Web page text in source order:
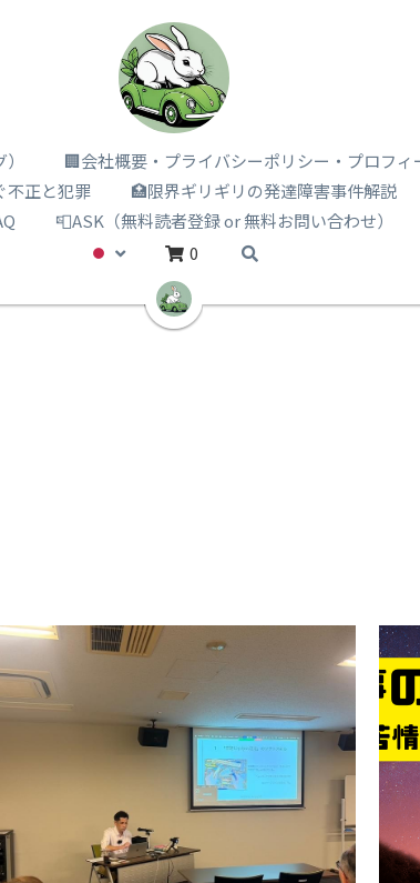
🏢会社概要・プライバシーポリシー・プロフィ
正と犯罪 🏥限界ギリギリの発達障害事件解説
📮ASK（無料読者登録 or 無料お問い合わせ）
0